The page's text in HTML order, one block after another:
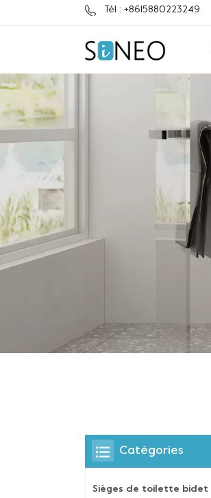
Tél : +8615880223249
Catégories
Sièges de toilette bidet